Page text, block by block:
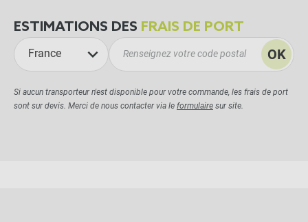
ESTIMATIONS DES FRAIS DE PORT
France OK
Si aucun transporteur n'est disponible pour votre commande, les frais de port
sont sur devis. Merci de nous contacter via le formulaire sur site.